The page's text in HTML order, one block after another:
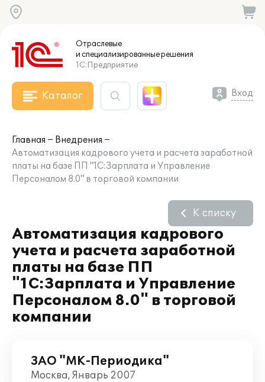
Отраслевые
и специализированныерешения
1С:Предприятие
Каталог Вход
Главная
Внедрения
Автоматизация кадрового учета и расчета заработной
платы на базе ПП "1С:Зарплата и Управление
Персоналом 8.0" в торговой компании
Автоматизация кадрового
учета и расчета заработной
платы на базе ПП
"1С:Зарплата и Управление
Персоналом 8.0" в торговой
компании
К списку
ЗАО "МК-Периодика"
Москва, Январь 2007